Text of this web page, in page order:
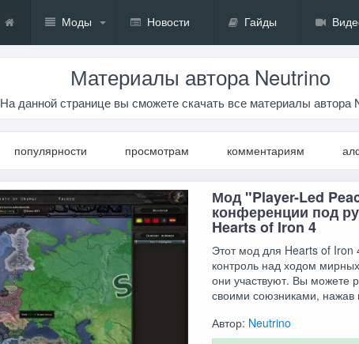
Моды Новости Гайды
Материалы автора Neutrino
На данной странице вы сможете скачать все материалы автора
популярности просмотрам комментариям
Мод "Player-Led
конференции под
Hearts of Iron 4
Этот мод для Hearts of
контроль над ходом
они участвуют. Вы можете
своими союзниками, нажав
Автор: Neutrino